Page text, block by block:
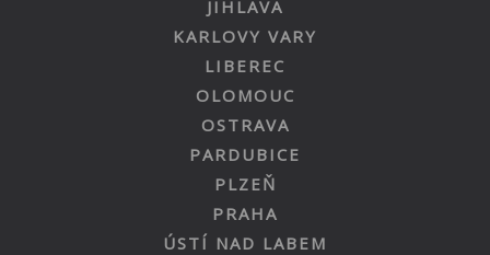
JIHLAVA
KARLOVY VARY
LIBEREC
OLOMOUC
OSTRAVA
PARDUBICE
PLZEŇ
PRAHA
ÚSTÍ NAD LABEM